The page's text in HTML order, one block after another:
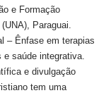
e Formação
Paraguai.
– Ênfase em terapias
saúde integrativa.
e divulgação
tem uma